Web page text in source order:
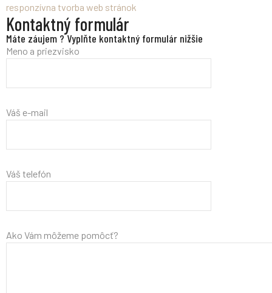
responzívna tvorba web stránok
Kontaktný formulár
Máte záujem ? Vyplňte kontaktný formulár nižšie
Meno a priezvisko
Váš e-mail
Váš telefón
Ako Vám môžeme pomôcť?